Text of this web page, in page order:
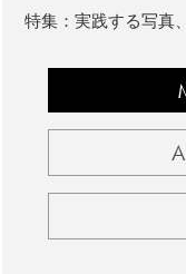
特集：実践する写真